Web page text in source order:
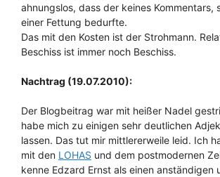
ahnungslos, dass der keines Kommentars,
einer Fettung bedurfte.
Das mit den Kosten ist der Strohmann.
Beschiss ist immer noch Beschiss.
Nachtrag (19.07.2010):
Der Blogbeitrag war mit heißer Nadel
habe mich zu einigen sehr deutlichen
lassen. Das tut mir mittlererweile leid. Ich
mit den LOHAS und dem postmodernen
kenne Edzard Ernst als einen anständigen